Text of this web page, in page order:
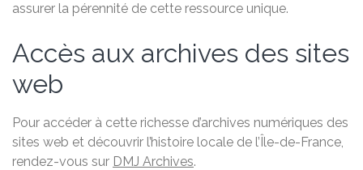
assurer la pérennité de cette ressource unique.
Accès aux archives des sites
web
Pour accéder à cette richesse d’archives numériques des
sites web et découvrir l’histoire locale de l’Île-de-France,
rendez-vous sur DMJ Archives.